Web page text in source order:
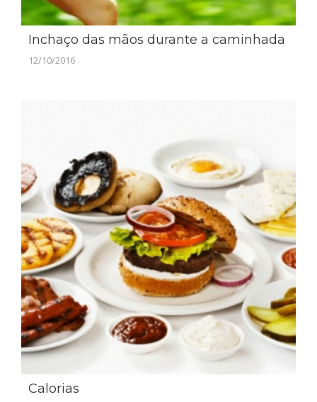
Inchaço das mãos durante a caminhada
12/10/2016
Calorias